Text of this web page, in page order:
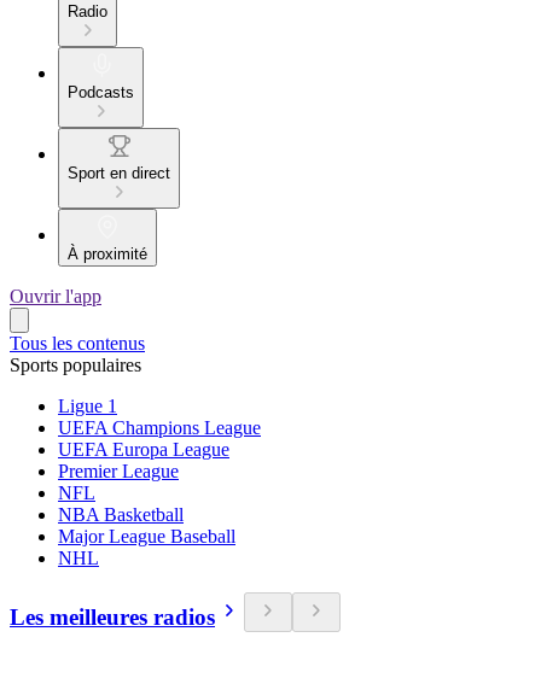
Radio
Podcasts
Sport en direct
À proximité
Ouvrir l'app
Tous les contenus
Sports populaires
Ligue 1
UEFA Champions League
UEFA Europa League
Premier League
NFL
NBA Basketball
Major League Baseball
NHL
Les meilleures radios